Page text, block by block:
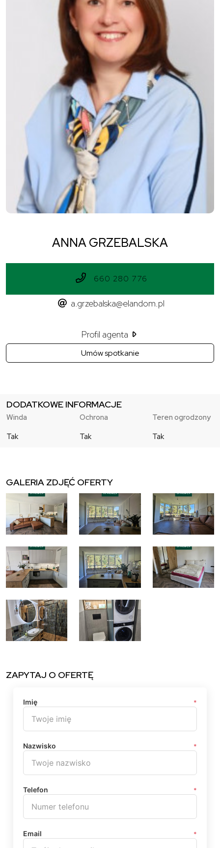
ANNA GRZEBALSKA
660 280 776
a.grzebalska@elandom.pl
Profil agenta
Umów spotkanie
DODATKOWE INFORMACJE
Winda
Tak
Ochrona
Tak
Teren ogrodzony
Tak
GALERIA ZDJĘĆ OFERTY
ZAPYTAJ O OFERTĘ
Imię *
Nazwisko *
Telefon *
Email *